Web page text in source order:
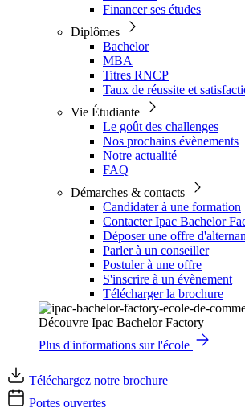
Financer ses études
Diplômes
Bachelor
MBA
Titres RNCP
Taux de réussite et
Vie Étudiante
Le goût des challenges
Nos prochains évènements
Notre actualité
FAQ
Démarches & contacts
Candidater à une formation
Contacter Ipac Bachelor
Déposer une offre
Parler à un conseiller
Postuler à une offre
S'inscrire à un évènement
Télécharger la brochure
Découvre Ipac Bachelor Factory
Plus d'informations sur l'école
Téléchargez notre brochure
Portes ouvertes